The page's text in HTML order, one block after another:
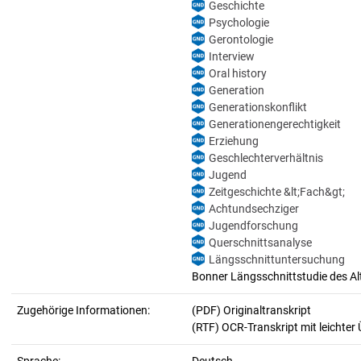
Geschichte
Psychologie
Gerontologie
Interview
Oral history
Generation
Generationskonflikt
Generationengerechtigkeit
Erziehung
Geschlechterverhältnis
Jugend
Zeitgeschichte &lt;Fach&gt;
Achtundsechziger
Jugendforschung
Querschnittsanalyse
Längsschnittuntersuchung
Bonner Längsschnittstudie des
Zugehörige Informationen:
(PDF) Originaltranskript
(RTF) OCR-Transkript mit leichter